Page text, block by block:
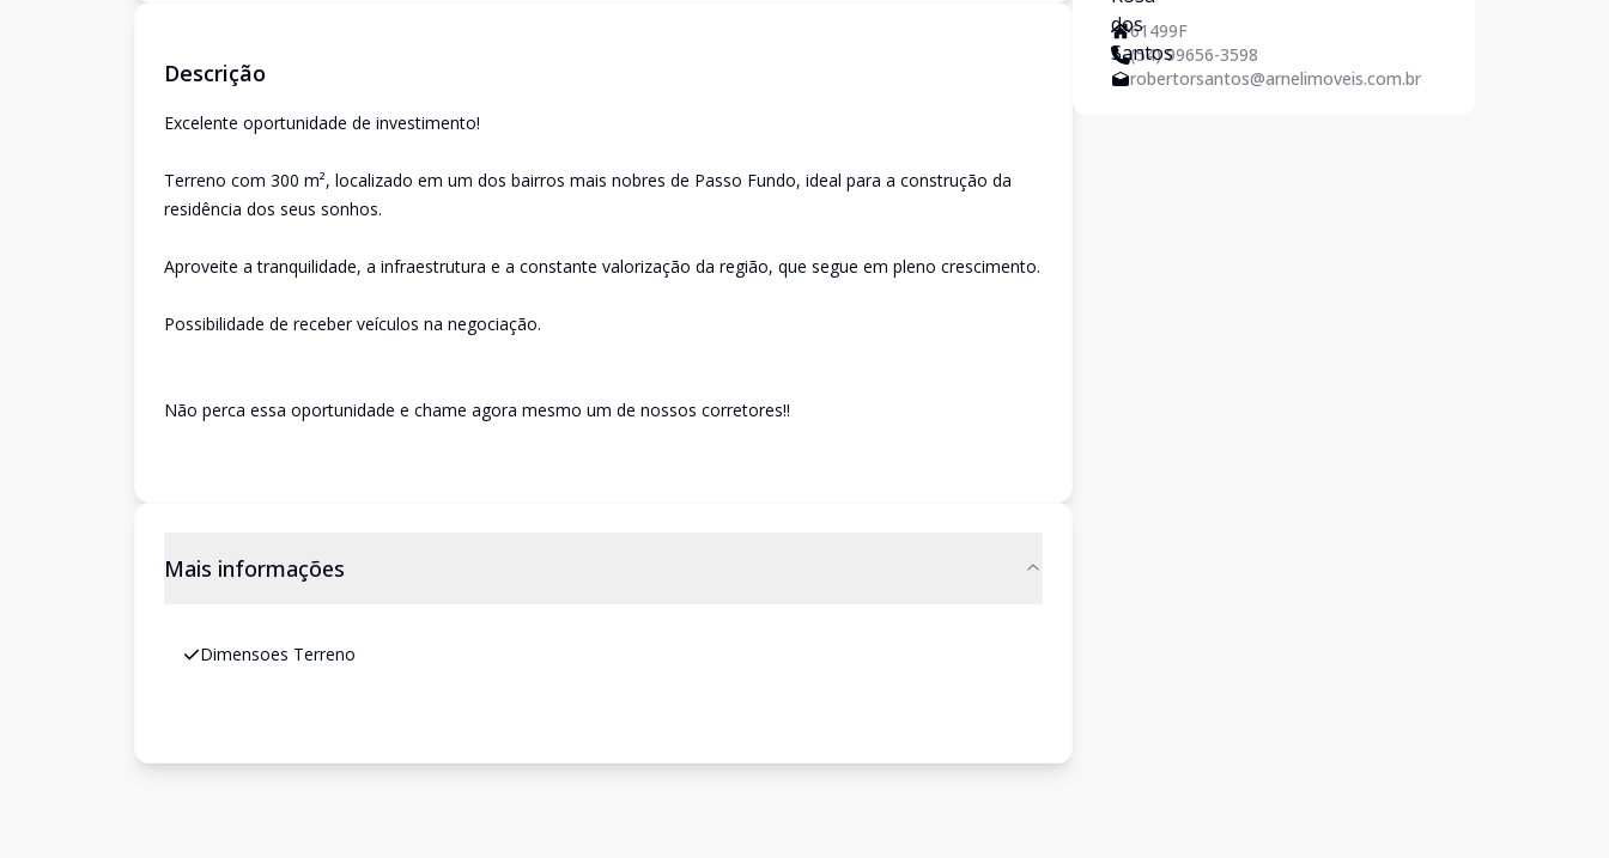
Descrição
Excelente oportunidade de investimento!
Terreno com 300 m², localizado em um dos bairros mais nobres de Passo Fundo, ideal para a construção da
residência dos seus sonhos.
Aproveite a tranquilidade, a infraestrutura e a constante valorização da região, que segue em pleno crescimento.
Possibilidade de receber veículos na negociação.
Não perca essa oportunidade e chame agora mesmo um de nossos corretores!!
Mais informações
Dimensoes Terreno
61499F
(54) 99656-3598
robertorsantos@arnelimoveis.com.br